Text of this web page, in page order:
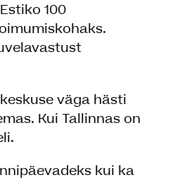
100
väga hästi
Kui Tallinnas on
kui ka